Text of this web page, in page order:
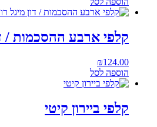
קלפי ארבע ההסכמות /
₪124.00
הוספה לסל
קלפי ביירון קיטי